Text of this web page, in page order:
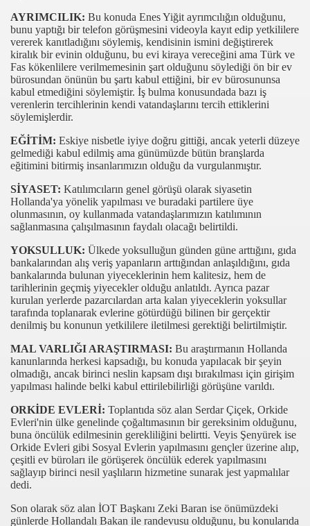
AYRIMCILIK: Bu konuda Enes Yiğit ayrımcılığın olduğunu,
bunu yaptığı bir telefon görüşmesini videoyla kayıt edip yetkililere
vererek kanıtladığını söylemiş, kendisinin ismini değiştirerek
kiralık bir evinin olduğunu, bu evi kiraya vereceğini ama Türk ve
Fas kökenlilere verilmemesinin şart olduğunu söylediği ön bir ev
bürosundan önünün bu şartı kabul ettiğini, bir ev bürosununsa
kabul etmediğini söylemiştir. İş bulma konusundada bazı iş
verenlerin tercihlerinin kendi vatandaşlarını tercih ettiklerini
söylemişlerdir.
EĞİTİM: Eskiye nisbetle iyiye doğru gittiği, ancak yeterli düzeye
gelmediği kabul edilmiş ama günümüzde bütün branşlarda
eğitimini bitirmiş insanlarımızın olduğu da vurgulanmıştır.
SİYASET: Katılımcıların genel görüşü olarak siyasetin
Hollanda'ya yönelik yapılması ve buradaki partilere üye
olunmasının, oy kullanmada vatandaşlarımızın katılımının
sağlanmasına çalışılmasının faydalı olacağı belirtildi.
YOKSULLUK: Ülkede yoksulluğun günden güne arttığını, gıda
bankalarından alış veriş yapanların arttığından anlaşıldığını, gıda
bankalarında bulunan yiyeceklerinin hem kalitesiz, hem de
tarihlerinin geçmiş yiyecekler olduğu anlatıldı. Ayrıca pazar
kurulan yerlerde pazarcılardan arta kalan yiyeceklerin yoksullar
tarafında toplanarak evlerine götürdüğü bilinen bir gerçektir
denilmiş bu konunun yetkililere iletilmesi gerektiği belirtilmiştir.
MAL VARLIĞI ARAŞTIRMASI: Bu araştırmanın Hollanda
kanunlarında herkesi kapsadığı, bu konuda yapılacak bir şeyin
olmadığı, ancak birinci neslin kapsam dışı bırakılması için girişim
yapılması halinde belki kabul ettirilebilirliği görüşüne varıldı.
ORKİDE EVLERİ: Toplantıda söz alan Serdar Çiçek, Orkide
Evleri'nin ülke genelinde çoğaltımasının bir gereksinim olduğunu,
buna öncülük edilmesinin gerekliliğini belirtti. Veyis Şenyürek ise
Orkide Evleri gibi Sosyal Evlerin yapılmasını gençler üzerine alıp,
çeşitli ev büroları ile görüşerek öncülük ederek yapılmasını
sağlayıp birinci nesil yaşlıların hizmetine sunarak jest yapmalılar
dedi.
Son olarak söz alan İOT Başkanı Zeki Baran ise önümüzdeki
günlerde Hollandalı Bakan ile randevusu olduğunu, bu konularıda
EVİ HEDİYE ETTİ
KURULU TOPLANTISI
KOYUNLARA BÜYÜK İLGİ
EHLİYET SINAVINDA BAŞARILI
45 DERECE SICAKTA ÇALIŞIYOR
ÇINARLARIN GÖLGESİNDE
LALE FİLM FESTİVALİ ARASINDA
ÇEKİRDEKSİZ KURU ÜZÜM
SALÇALAR
BULUŞTU
VERiLiYOR
YAPTIRIMLARI
HER ZAMAN SAHADA OLDU
Bir Ucu Manisa ya Uzandi